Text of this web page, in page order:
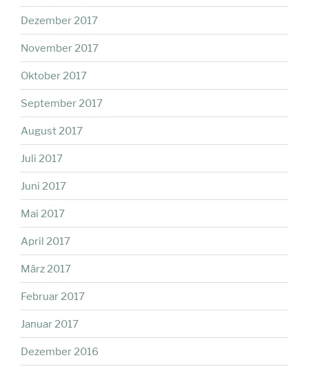
Dezember 2017
November 2017
Oktober 2017
September 2017
August 2017
Juli 2017
Juni 2017
Mai 2017
April 2017
März 2017
Februar 2017
Januar 2017
Dezember 2016